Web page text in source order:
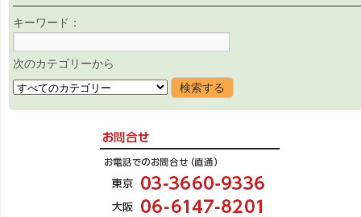
キーワード：
次のカテゴリーから